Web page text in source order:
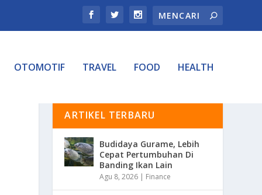
OTOMOTIF TRAVEL FOOD HEALTH
ARTIKEL TERBARU
Budidaya Gurame, Lebih
Cepat Pertumbuhan Di
Banding Ikan Lain
Agu 8, 2026 | Finance